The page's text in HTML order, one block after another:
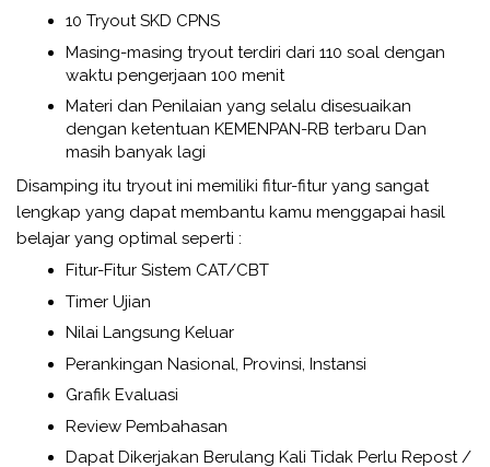
10 Tryout SKD CPNS
Masing-masing tryout terdiri dari 110 soal dengan
waktu pengerjaan 100 menit
Materi dan Penilaian yang selalu disesuaikan
dengan ketentuan KEMENPAN-RB terbaru Dan
masih banyak lagi
Disamping itu tryout ini memiliki fitur-fitur yang sangat
lengkap yang dapat membantu kamu menggapai hasil
belajar yang optimal seperti :
Fitur-Fitur Sistem CAT/CBT
Timer Ujian
Nilai Langsung Keluar
Perankingan Nasional, Provinsi, Instansi
Grafik Evaluasi
Review Pembahasan
Dapat Dikerjakan Berulang Kali Tidak Perlu Repost /